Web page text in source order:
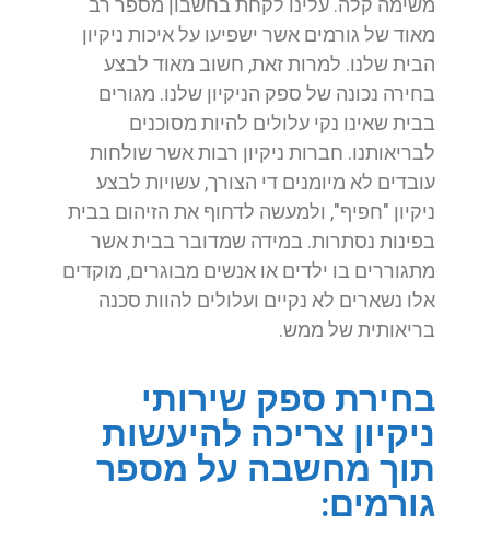
מאוד של גורמים אשר ישפיעו על איכות ניקיון
הבית שלנו. למרות זאת, חשוב מאוד לבצע
בחירה נכונה של ספק הניקיון שלנו. מגורים
בבית שאינו נקי עלולים להיות מסוכנים
לבריאותנו. חברות ניקיון רבות אשר שולחות
עובדים לא מיומנים די הצורך, עשויות לבצע
ניקיון "חפיף", ולמעשה לדחוף את הזיהום בבית
בפינות נסתרות. במידה שמדובר בבית אשר
מתגוררים בו ילדים או אנשים מבוגרים, מוקדים
אלו נשארים לא נקיים ועלולים להוות סכנה
בריאותית של ממש.
בחירת ספק שירותי
ניקיון צריכה להיעשות
תוך מחשבה על מספר
גורמים: